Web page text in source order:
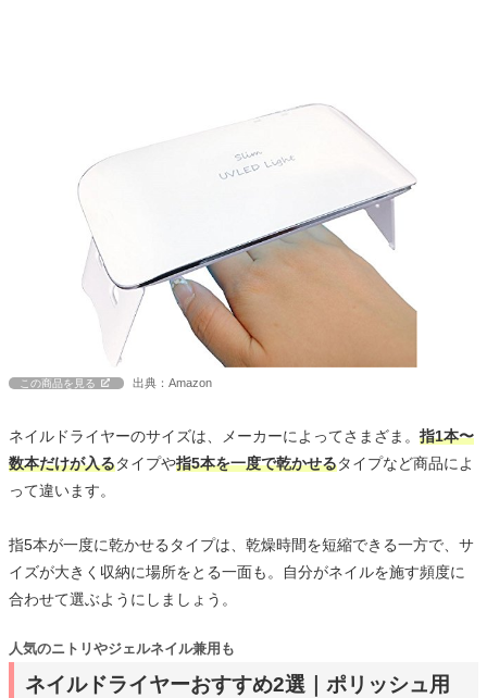
この商品を見る 出典：Amazon
ネイルドライヤーのサイズは、メーカーによってさまざま。 指1本〜
数本だけが入るタイプや指5本を一度で乾かせるタイプなど商品によ
って違います。
指5本が一度に乾かせるタイプは、乾燥時間を短縮できる一方で、サ
イズが大きく収納に場所をとる一面も。自分がネイルを施す頻度に
合わせて選ぶようにしましょう。
ネイルドライヤーおすすめ2選｜ポリッシュ用
人気のニトリやジェルネイル兼用も